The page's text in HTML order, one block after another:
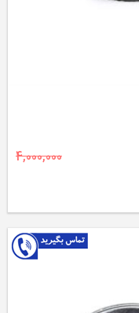
4,000,000